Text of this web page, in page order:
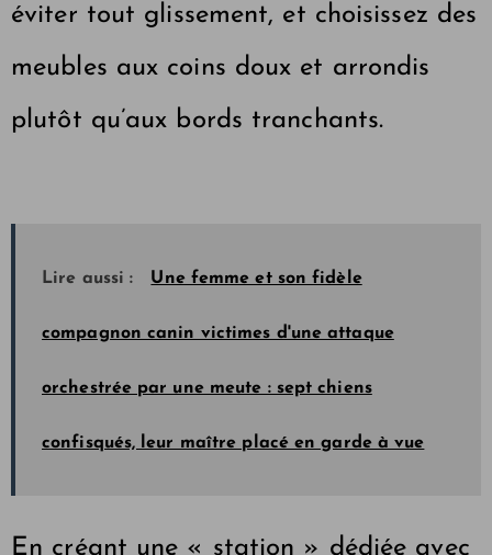
éviter tout glissement, et choisissez des
meubles aux coins doux et arrondis
plutôt qu’aux bords tranchants.
Lire aussi : Une femme et son fidèle
compagnon canin victimes d'une attaque
orchestrée par une meute : sept chiens
confisqués, leur maître placé en garde à vue
En créant une « station » dédiée avec